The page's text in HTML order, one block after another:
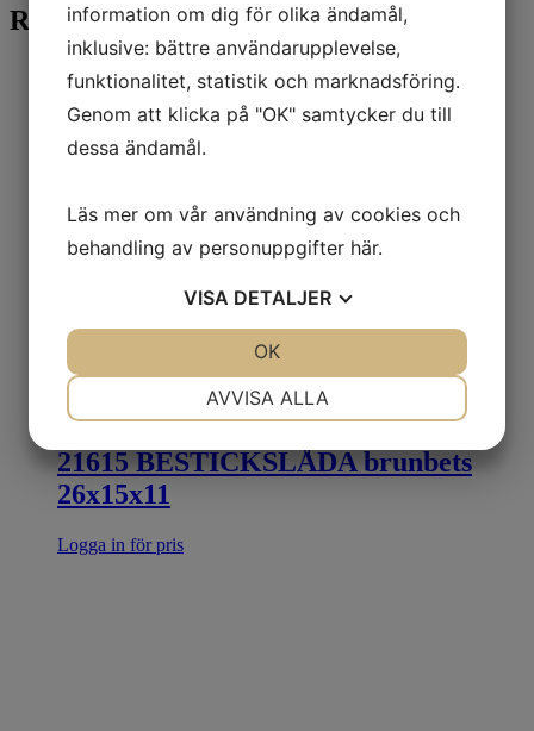
Relaterade produkter
21615 BESTICKSLÅDA brunbets
26x15x11
Logga in för pris
information om dig för olika ändamål,
inklusive: bättre användarupplevelse,
funktionalitet, statistik och marknadsföring.
Genom att klicka på "OK" samtycker du till
dessa ändamål.
Läs mer om vår användning av cookies och
behandling av personuppgifter här.
VISA DETALJER
MARKNADSFÖRING STATISTIK
AVVISA ALLA
OK